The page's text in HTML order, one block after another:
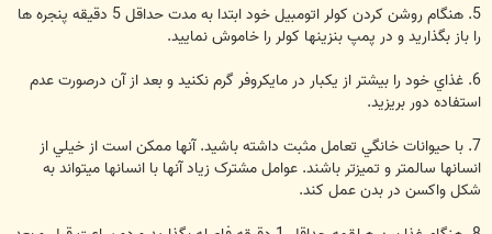
5. هنگام روشن کردن کولر اتومبيل خود ابتدا به مدت حداقل 5 دقيقه پنجره ها
را باز بگذاريد و در پمپ بنزينها کولر را خاموش نماييد.
6. غذاي خود را بيشتر از يکبار در مايکروفر گرم نکنيد و بعد از آن درصورت عدم
استفاده دور بريزيد.
7. با حيوانات خانگي تعامل مثبت داشته باشيد. آنها ممکن است از خيلي از
انسانها سالمتر و تميزتر باشند. عوامل مشترک زياد آنها با انسانها ميتواند به
شکل واکسن در بدن عمل کند.